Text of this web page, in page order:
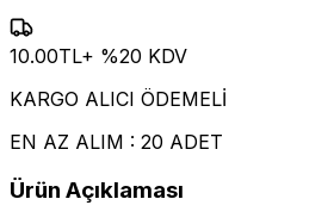
10.00TL+ %20 KDV
KARGO ALICI ÖDEMELİ
EN AZ ALIM : 20 ADET
Ürün Açıklaması